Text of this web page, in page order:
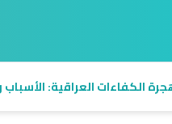
الكفاءات العراقية: الأسباب